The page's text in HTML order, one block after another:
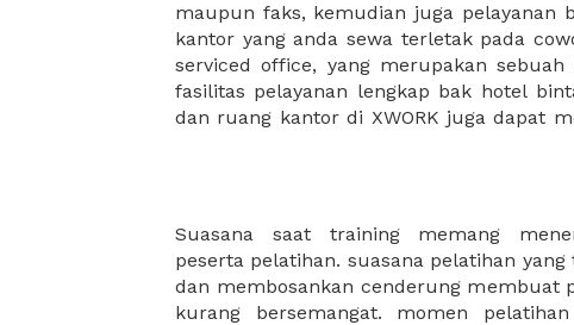
maupun faks, kemudian juga pelayanan
kantor yang anda sewa terletak pada
serviced office, yang merupakan
fasilitas pelayanan lengkap bak hotel
dan ruang kantor di XWORK juga dapat
sewa, kemudian Anda dapat survey
kantor Anda, semuanya akan dibuat
kantor terbaik Anda, dan juga sewa
Suasana saat training memang
peserta pelatihan. suasana pelatihan
dan membosankan cenderung membuat
kurang bersemangat. momen
mau bukan jika training perusahaan
lagi. XWORK akan selalu hadir sebagai